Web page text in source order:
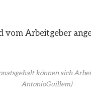
können sich
AntonioGuillem)